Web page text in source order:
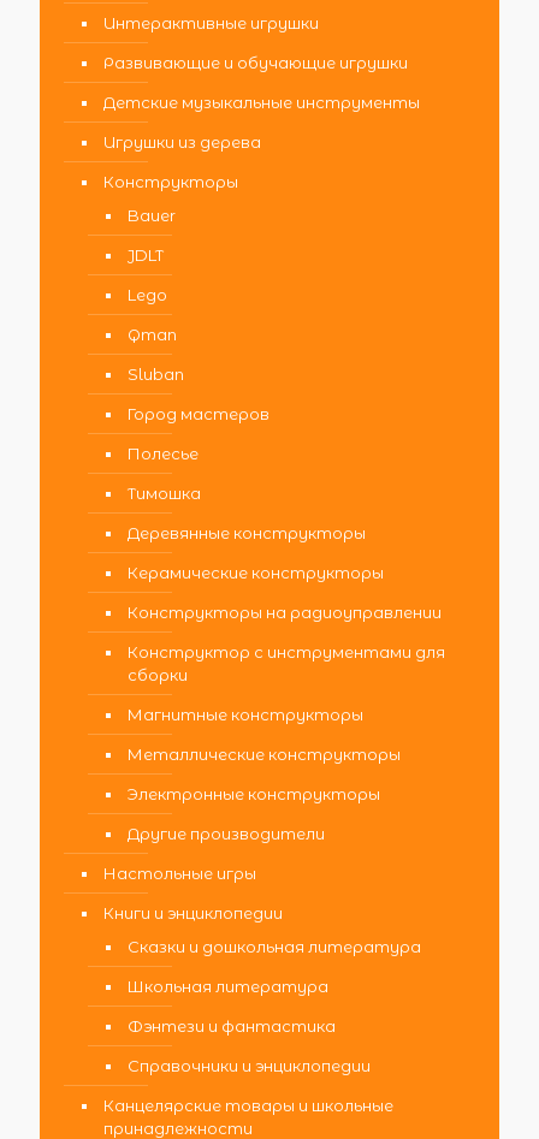
Интерактивные игрушки
Развивающие и обучающие игрушки
Детские музыкальные инструменты
Игрушки из дерева
Конструкторы
Bauer
JDLT
Lego
Qman
Sluban
Город мастеров
Полесье
Тимошка
Деревянные конструкторы
Керамические конструкторы
Конструкторы на радиоуправлении
Конструктор с инструментами для
сборки
Магнитные конструкторы
Металлические конструкторы
Электронные конструкторы
Другие производители
Настольные игры
Книги и энциклопедии
Сказки и дошкольная литература
Школьная литература
Фэнтези и фантастика
Справочники и энциклопедии
Канцелярские товары и школьные
принадлежности